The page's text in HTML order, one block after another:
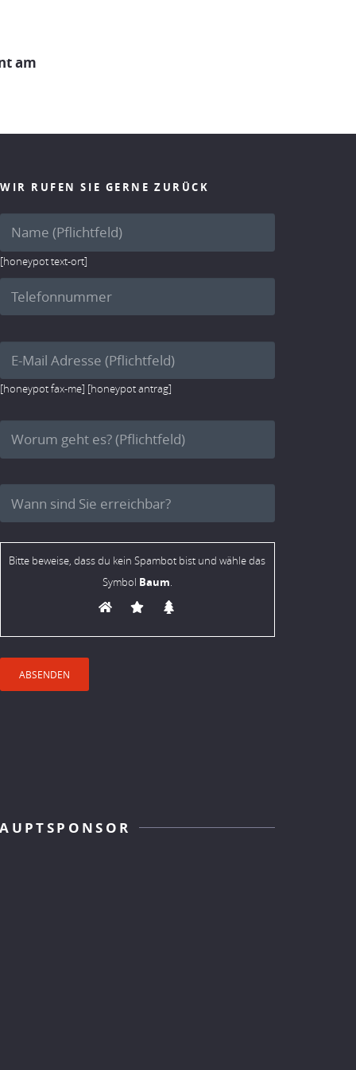
am
WIR RUFEN SIE GERNE ZURÜCK
[honeypot text-ort]
[honeypot fax-me] [honeypot antrag]
Bitte beweise, dass du kein Spambot bist und wähle das
Symbol Baum.